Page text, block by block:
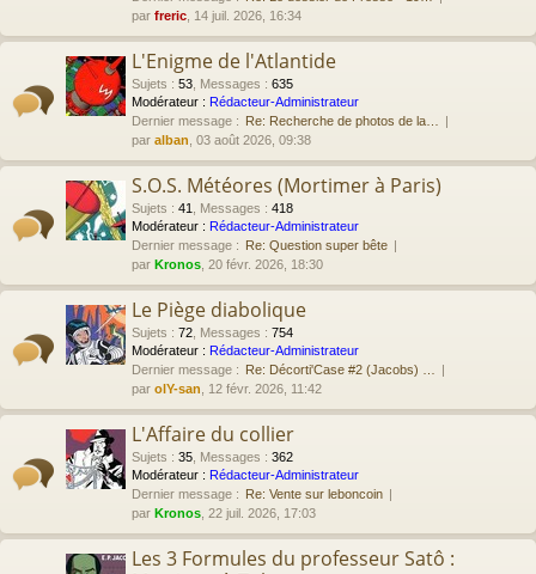
par freric , 14 juil. 2026, 16:34
L'Enigme de l'Atlantide
Sujets : 53 Messages : 635
Modérateur : Rédacteur-Administrateur
Dernier message : Re: Recherche de photos de la…
par alban , 03 août 2026, 09:38
S.O.S. Météores (Mortimer à Paris)
Sujets : 41 Messages : 418
Modérateur : Rédacteur-Administrateur
Dernier message : Re: Question super bête
par Kronos , 20 févr. 2026, 18:30
Le Piège diabolique
Sujets : 72 Messages : 754
Modérateur : Rédacteur-Administrateur
Dernier message : Re: Décorti'Case #2 (Jacobs) …
par olY-san , 12 févr. 2026, 11:42
L'Affaire du collier
Sujets : 35 Messages : 362
Modérateur : Rédacteur-Administrateur
Dernier message : Re: Vente sur leboncoin
par Kronos , 22 juil. 2026, 17:03
Les 3 Formules du professeur Satô :